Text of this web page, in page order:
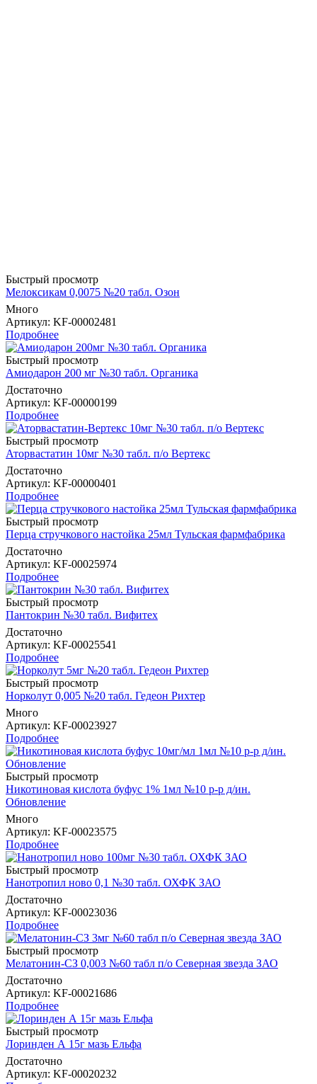
Быстрый просмотр
Мелоксикам 0,0075 №20 табл. Озон
Много
Артикул: KF-00002481
Подробнее
Быстрый просмотр
Амиодарон 200 мг №30 табл. Органика
Достаточно
Артикул: KF-00000199
Подробнее
Быстрый просмотр
Аторвастатин 10мг №30 табл. п/о Вертекс
Достаточно
Артикул: KF-00000401
Подробнее
Быстрый просмотр
Перца стручкового настойка 25мл Тульская фармфабрика
Достаточно
Артикул: KF-00025974
Подробнее
Быстрый просмотр
Пантокрин №30 табл. Вифитех
Достаточно
Артикул: KF-00025541
Подробнее
Быстрый просмотр
Норколут 0,005 №20 табл. Гедеон Рихтер
Много
Артикул: KF-00023927
Подробнее
Быстрый просмотр
Никотиновая кислота буфус 1% 1мл №10 р-р д/ин.
Обновление
Много
Артикул: KF-00023575
Подробнее
Быстрый просмотр
Нанотропил ново 0,1 №30 табл. ОХФК ЗАО
Достаточно
Артикул: KF-00023036
Подробнее
Быстрый просмотр
Мелатонин-СЗ 0,003 №60 табл п/о Северная звезда ЗАО
Достаточно
Артикул: KF-00021686
Подробнее
Быстрый просмотр
Лоринден А 15г мазь Ельфа
Достаточно
Артикул: KF-00020232